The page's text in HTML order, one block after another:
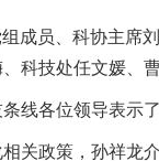
成员、科协主席
科技处任文媛、
线各位领导表示
关政策，孙祥龙